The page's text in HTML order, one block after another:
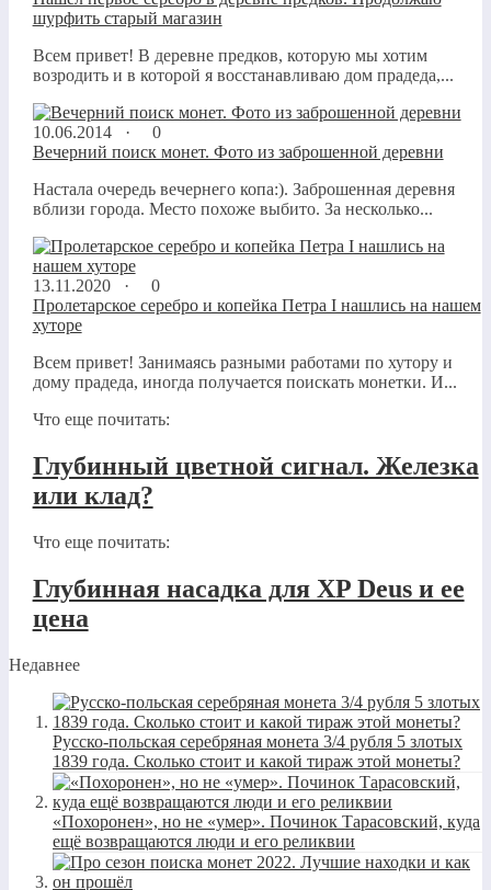
шурфить старый магазин
Всем привет! В деревне предков, которую мы хотим
возродить и в которой я восстанавливаю дом прадеда,...
10.06.2014 ·
0
Вечерний поиск монет. Фото из заброшенной деревни
Настала очередь вечернего копа:). Заброшенная деревня
вблизи города. Место похоже выбито. За несколько...
13.11.2020 ·
0
Пролетарское серебро и копейка Петра I нашлись на нашем
хуторе
Всем привет! Занимаясь разными работами по хутору и
дому прадеда, иногда получается поискать монетки. И...
Что еще почитать:
Глубинный цветной сигнал. Железка
или клад?
Что еще почитать:
Глубинная насадка для XP Deus и ее
цена
Недавнее
Русско-польская серебряная монета 3/4 рубля 5 злотых
1839 года. Сколько стоит и какой тираж этой монеты?
«Похоронен», но не «умер». Починок Тарасовский, куда
ещё возвращаются люди и его реликвии